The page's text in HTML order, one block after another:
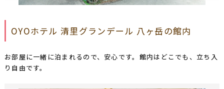
OYOホテル 清里グランデール 八ヶ岳の館内
お部屋に一緒に泊まれるので、安心です。館内はどこでも、立ち入
り自由です。